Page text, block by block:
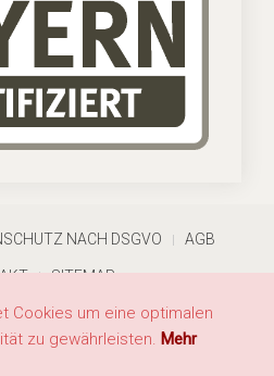
Cookies um eine optimalen
zu gewährleisten. Mehr
NACH DSGVO AGB
SITEMAP
Quellenhof. Alle Rechte